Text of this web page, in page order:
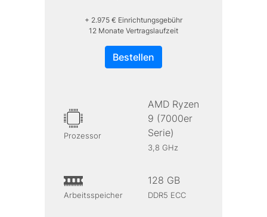
+ 2.975 € Einrichtungsgebühr
12 Monate Vertragslaufzeit
Bestellen
Prozessor
AMD Ryzen
9 (7000er
Serie)
3,8 GHz
Arbeitsspeicher
128 GB
DDR5 ECC